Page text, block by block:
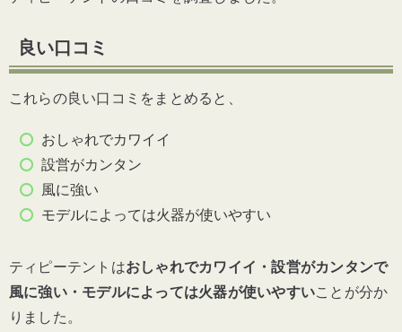
良い口コミ
これらの良い口コミをまとめると、
おしゃれでカワイイ
設営がカンタン
風に強い
モデルによっては火器が使いやすい
ティピーテントはおしゃれでカワイイ・設営がカンタンで
風に強い・モデルによっては火器が使いやすいことが分か
りました。